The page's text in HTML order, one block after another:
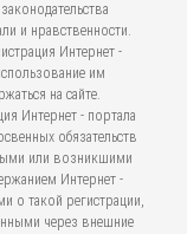
и нравственности.
Интернет -
им
на сайте.
Интернет - портала
обязательств
или возникшими
Интернет -
о такой регистрации,
через внешние